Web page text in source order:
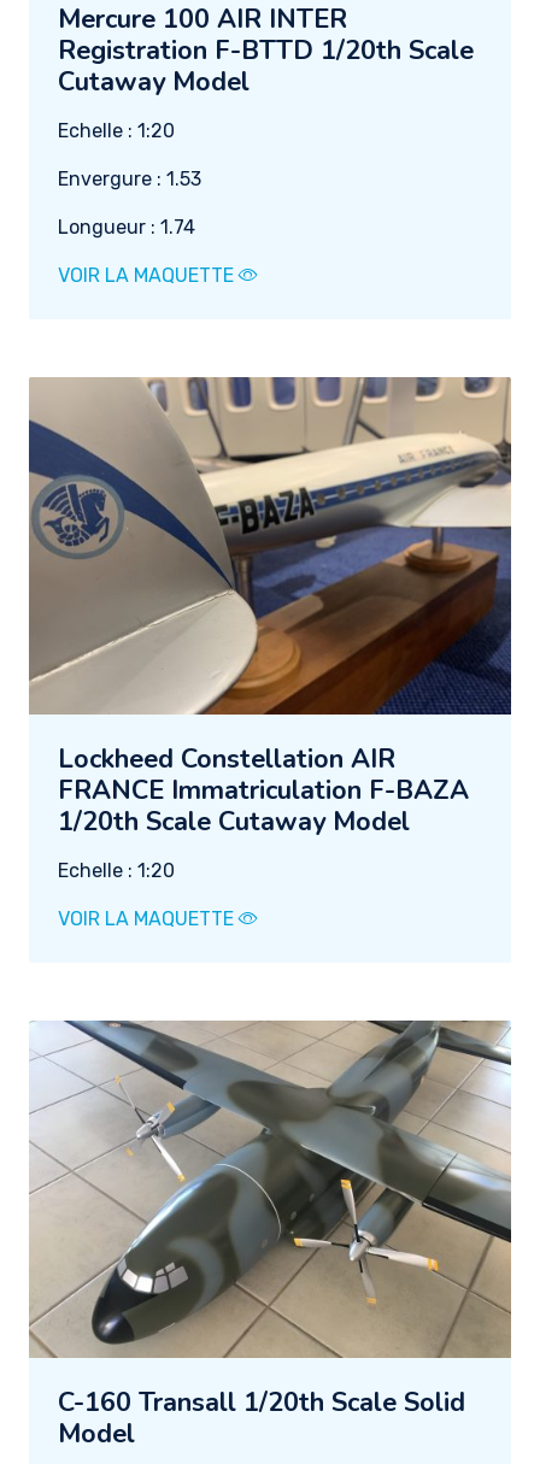
Mercure 100 AIR INTER
Registration F-BTTD 1/20th Scale
Cutaway Model
Echelle : 1:20
Envergure : 1.53
Longueur : 1.74
VOIR LA MAQUETTE
Lockheed Constellation AIR
FRANCE Immatriculation F-BAZA
1/20th Scale Cutaway Model
Echelle : 1:20
VOIR LA MAQUETTE
C-160 Transall 1/20th Scale Solid
Model